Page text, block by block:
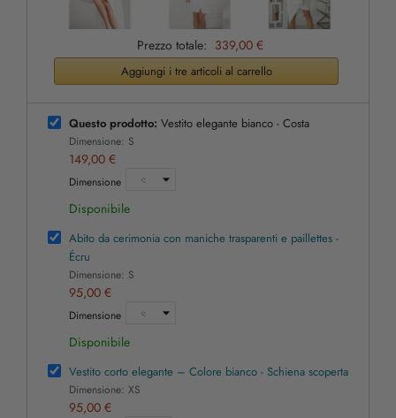
Prezzo totale: 339,00 €
Aggiungi i tre articoli al carrello
Questo prodotto: Vestito elegante bianco - Costa
Dimensione: S
149,00 €
Dimensione
Disponibile
Abito da cerimonia con maniche trasparenti e paillettes -
Écru
Dimensione: S
95,00 €
Dimensione
Disponibile
Vestito corto elegante – Colore bianco - Schiena scoperta
Dimensione: XS
95,00 €